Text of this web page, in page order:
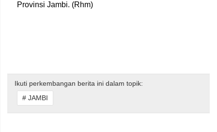
Provinsi Jambi. (Rhm)
Ikuti perkembangan berita ini dalam topik:
# JAMBI